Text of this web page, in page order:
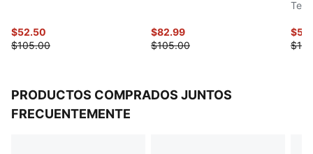
$52.50
$105.00
$82.99
$105.00
PRODUCTOS COMPRADOS JUNTOS
FRECUENTEMENTE